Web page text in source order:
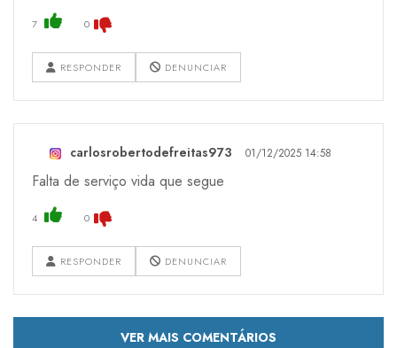
7 0
RESPONDER DENUNCIAR
carlosrobertodefreitas973 01/12/2025 14:58
Falta de serviço vida que segue
4 0
RESPONDER DENUNCIAR
VER MAIS COMENTÁRIOS